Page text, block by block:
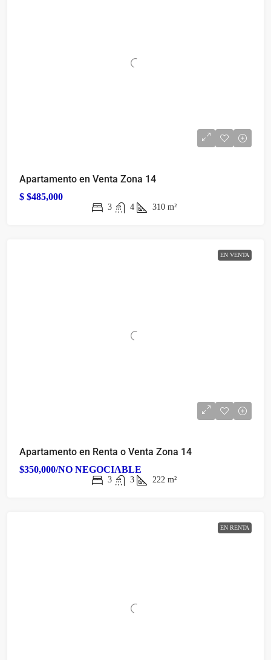
Apartamento en Venta Zona 14
$ $485,000
3 4 310 m²
EN VENTA
Apartamento en Renta o Venta Zona 14
$350,000/NO NEGOCIABLE
3 3 222 m²
EN RENTA